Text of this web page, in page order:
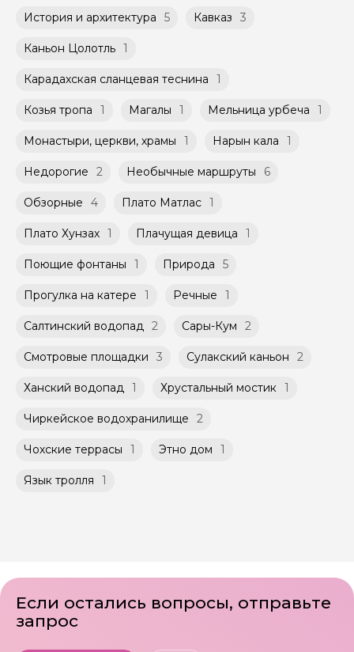
История и архитектура 5 Кавказ 3
Каньон Цолотль 1
Карадахская сланцевая теснина 1
Козья тропа 1 Магалы 1 Мельница урбеча 1
Монастыри, церкви, храмы 1 Нарын кала 1
Недорогие 2 Необычные маршруты 6
Обзорные 4 Плато Матлас 1
Плато Хунзах 1 Плачущая девица 1
Поющие фонтаны 1 Природа 5
Прогулка на катере 1 Речные 1
Салтинский водопад 2 Сары-Кум 2
Смотровые площадки 3 Сулакский каньон 2
Ханский водопад 1 Хрустальный мостик 1
Чиркейское водохранилище 2
Чохские террасы 1 Этно дом 1
Язык тролля 1
Если остались вопросы, отправьте
запрос